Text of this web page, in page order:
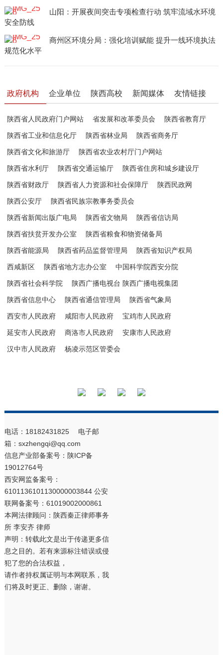
山阳：开展夜间突击专项检查行动 筑牢流域水环境
安全防线
商州区环境分局：强化培训赋能 提升一线环境执法
规范化水平
政府机构 企业单位 陕西高校 新闻媒体 友情链接
陕西省人民政府门户网站 省发展和改革委员会 陕西省教育厅
陕西省工业和信息化厅 陕西省林业局 陕西省商务厅
陕西省文化和旅游厅 陕西省农业农村厅门户网站
陕西省水利厅 陕西省交通运输厅 陕西省住房和城乡建设厅
陕西省财政厅 陕西省人力资源和社会保障厅 陕西民政网
陕西公安厅 陕西省民族宗教事务委员会
陕西省新闻出版广电局 陕西省文物局 陕西省信访局
陕西省扶贫开发办公室 陕西省粮食和物资储备局
陕西省能源局 陕西省药品监督管理局 陕西省知识产权局
西咸新区 陕西省地方志办公室 中国科学院西安分院
陕西省社会科学院 陕西广播电视台 陕西广播电视集团
陕西省信息中心 陕西省通信管理局 陕西省气象局
西安市人民政府 咸阳市人民政府 宝鸡市人民政府
延安市人民政府 商洛市人民政府 安康市人民政府
汉中市人民政府 杨凌示范区管委会
电话：18182431825 电子邮
箱：sxzhengqi@qq.com
信息产业部备案号： 陕ICP备
19012764号
西安网监备案号：
6101136101130000003844 公安
联网备案号：61019002000861
本网法律顾问：陕西秦正律师事务
所 李安齐 律师
声明：转载此文是出于传递更多信
息之目的。若有来源标注错误或侵
犯了您的合法权益，
请作者持权属证明与本网联系，我
们将及时更正、删除，谢谢。